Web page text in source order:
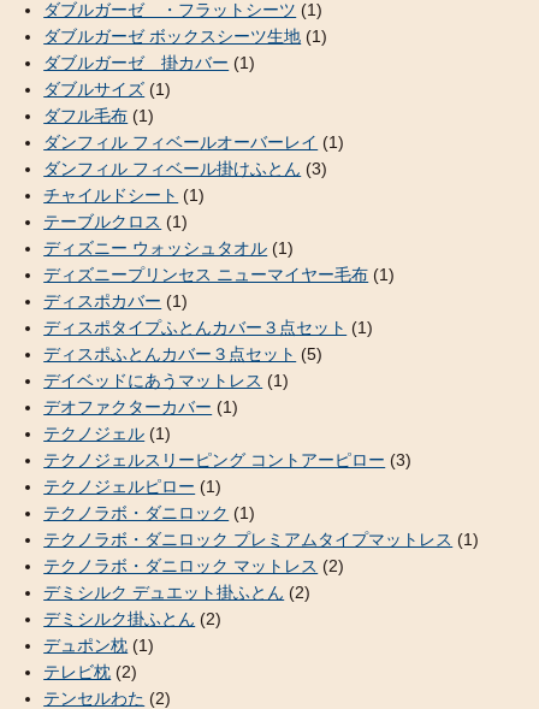
ダブルガーゼ ・フラットシーツ (1)
ダブルガーゼ ボックスシーツ生地 (1)
ダブルガーゼ 掛カバー (1)
ダブルサイズ (1)
ダフル毛布 (1)
ダンフィル フィベールオーバーレイ (1)
ダンフィル フィベール掛けふとん (3)
チャイルドシート (1)
テーブルクロス (1)
ディズニー ウォッシュタオル (1)
ディズニープリンセス ニューマイヤー毛布 (1)
ディスポカバー (1)
ディスポタイプふとんカバー３点セット (1)
ディスポふとんカバー３点セット (5)
デイベッドにあうマットレス (1)
デオファクターカバー (1)
テクノジェル (1)
テクノジェルスリーピング コントアーピロー (3)
テクノジェルピロー (1)
テクノラボ・ダニロック (1)
テクノラボ・ダニロック プレミアムタイプマットレス (1)
テクノラボ・ダニロック マットレス (2)
デミシルク デュエット掛ふとん (2)
デミシルク掛ふとん (2)
デュポン枕 (1)
テレビ枕 (2)
テンセルわた (2)